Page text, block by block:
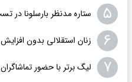
۵ ستاره مدنظر بارسلونا در
۶ زنان استقلالی بدون
۷ لیگ برتر با حضور